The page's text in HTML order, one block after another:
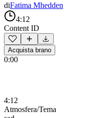
diFatima Mhedden
4:12
Content ID
Acquista brano
0:00
4:12
Atmosfera/Tema